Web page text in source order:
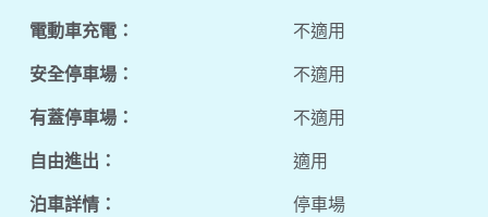
電動車充電：
不適用
安全停車場：
不適用
有蓋停車場：
不適用
自由進出：
適用
泊車詳情：
停車場